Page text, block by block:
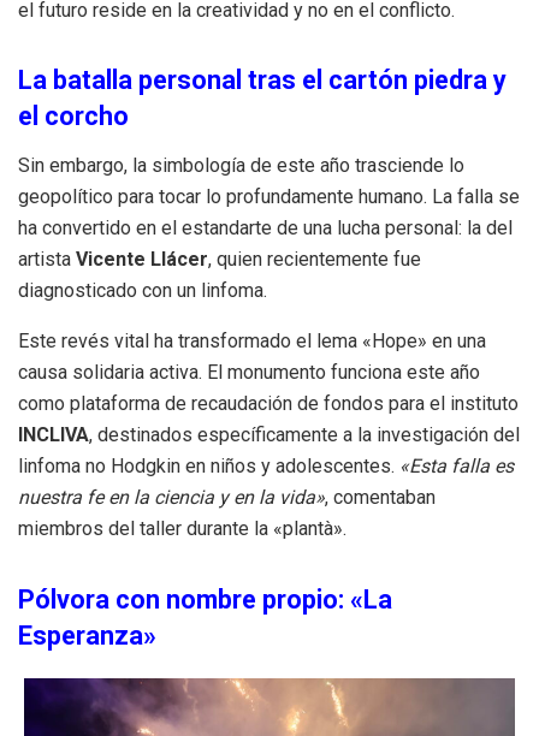
el futuro reside en la creatividad y no en el conflicto.
La batalla personal tras el cartón piedra y
el corcho
Sin embargo, la simbología de este año trasciende lo
geopolítico para tocar lo profundamente humano. La falla se
ha convertido en el estandarte de una lucha personal: la del
artista Vicente Llácer, quien recientemente fue
diagnosticado con un linfoma.
Este revés vital ha transformado el lema «Hope» en una
causa solidaria activa. El monumento funciona este año
como plataforma de recaudación de fondos para el instituto
INCLIVA, destinados específicamente a la investigación del
linfoma no Hodgkin en niños y adolescentes. «Esta falla es
nuestra fe en la ciencia y en la vida», comentaban
miembros del taller durante la «plantà».
Pólvora con nombre propio: «La
Esperanza»